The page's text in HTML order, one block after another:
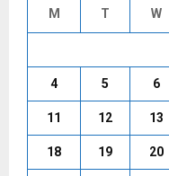
M T W
4 5 6
11 12 13
18 19 20